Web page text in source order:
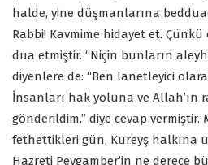
halde, yine düşmanlarına
Rabbi! Kavmime hidayet et.
dua etmiştir. “Niçin bunların
diyenlere de: “Ben lanetleyici
İnsanları hak yoluna ve Allah’ın
gönderildim.” diye cevap vermiştir.
fethettikleri gün, Kureyş halkına
Hazreti Peygamber’in ne derece